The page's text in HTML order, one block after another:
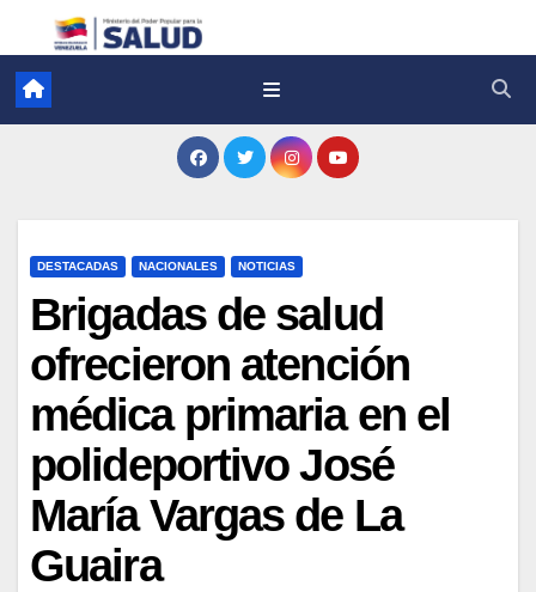
DESTACADAS NACIONALES NOTICIAS
Brigadas de salud
ofrecieron atención
médica primaria en el
polideportivo José
María Vargas de La
Guaira